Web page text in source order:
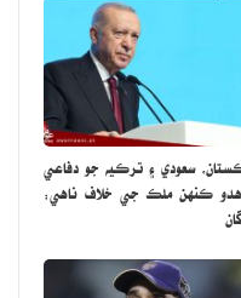
مسجد نبويءَ صلعم ته
۾ به جيڪڏهن ٿوري جاءِ
سعودي ۽ ترڪيه جو دفاعي
ڪنهن ملڪ جي خلاف ناهي: